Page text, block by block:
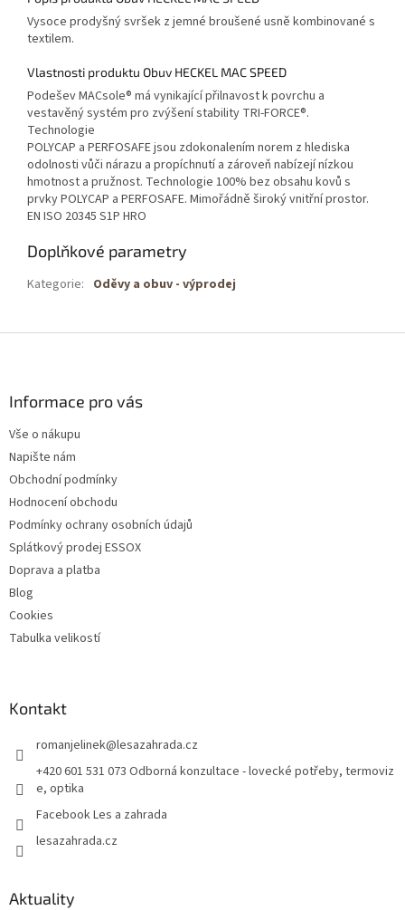
Vysoce prodyšný svršek z jemné broušené usně kombinované s
textilem.
Vlastnosti produktu Obuv HECKEL MAC SPEED
Podešev MACsole® má vynikající přilnavost k povrchu a
vestavěný systém pro zvýšení stability TRI-FORCE®.
Technologie
POLYCAP a PERFOSAFE jsou zdokonalením norem z hlediska
odolnosti vůči nárazu a propíchnutí a zároveň nabízejí nízkou
hmotnost a pružnost. Technologie 100% bez obsahu kovů s
prvky POLYCAP a PERFOSAFE. Mimořádně široký vnitřní prostor.
EN ISO 20345 S1P HRO
Doplňkové parametry
Kategorie: Oděvy a obuv - výprodej
Informace pro vás
Vše o nákupu
Napište nám
Obchodní podmínky
Hodnocení obchodu
Podmínky ochrany osobních údajů
Splátkový prodej ESSOX
Doprava a platba
Blog
Cookies
Tabulka velikostí
Kontakt
romanjelinek@lesazahrada.cz
+420 601 531 073 Odborná konzultace - lovecké potřeby, termoviz
e, optika
Facebook Les a zahrada
lesazahrada.cz
Aktuality